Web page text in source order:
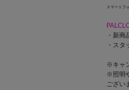
スマートフ
・新商
・スタ
※キャ
※照明
ござい